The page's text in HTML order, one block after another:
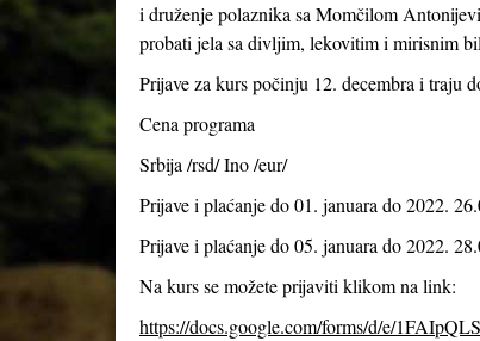
i druženje polaznika sa Momčilom
probati jela sa divljim, lekovitim i mirisnim
Prijave za kurs počinju 12. decembra i traju
Cena programa
Srbija /rsd/ Ino /eur/
Prijave i plaćanje do 01. januara do 2022.
Prijave i plaćanje do 05. januara do 2022.
Na kurs se možete prijaviti klikom na link:
https://docs.google.com/forms/d/e/